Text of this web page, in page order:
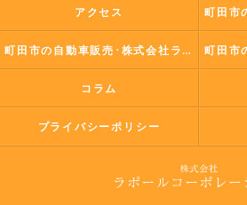
アクセス
町田市の自動車販売･株式会社ラポールコーポレーションの評判
コラム
プライバシーポリシー